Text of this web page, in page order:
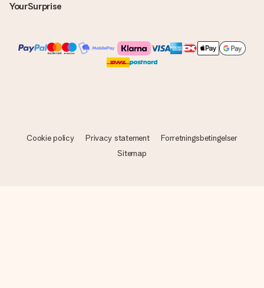
YourSurprise
Cookie policy Privacy statement
Forretningsbetingelser
Sitemap